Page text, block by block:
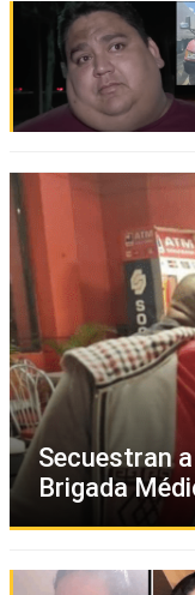
Secuestran
Brigada